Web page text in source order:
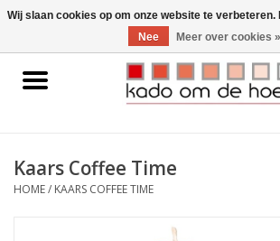
Home
Gadgets
Kaars Coffee Time
HOME/ KAARS COFFEE TIME
Wij slaan cookies op om onze website te verbeteren.
Nee
Meer over cookies »